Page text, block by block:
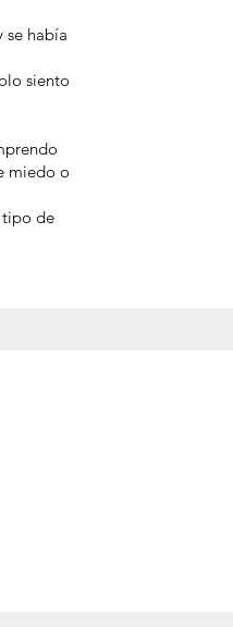
se había
siento
miedo o
tipo de